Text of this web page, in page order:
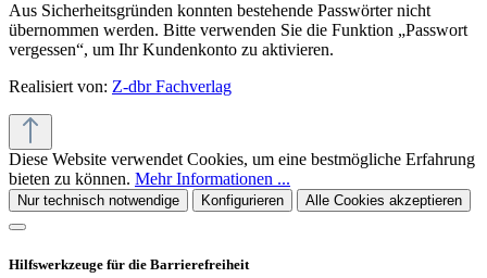
Aus Sicherheitsgründen konnten bestehende Passwörter nicht
übernommen werden. Bitte verwenden Sie die Funktion „Passwort
vergessen“, um Ihr Kundenkonto zu aktivieren.
Realisiert von: Z-dbr Fachverlag
Diese Website verwendet Cookies, um eine bestmögliche Erfahrung
bieten zu können. Mehr Informationen ...
Nur technisch notwendige Konfigurieren Alle Cookies akzeptieren
Hilfswerkzeuge für die Barrierefreiheit